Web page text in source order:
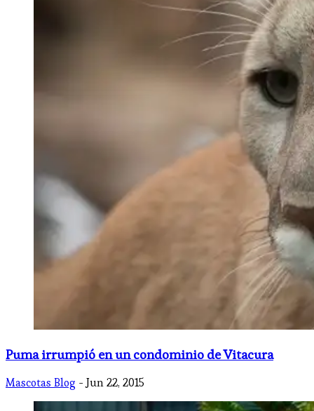
Puma irrumpió en un condominio de Vitacura
Mascotas Blog - Jun 22, 2015